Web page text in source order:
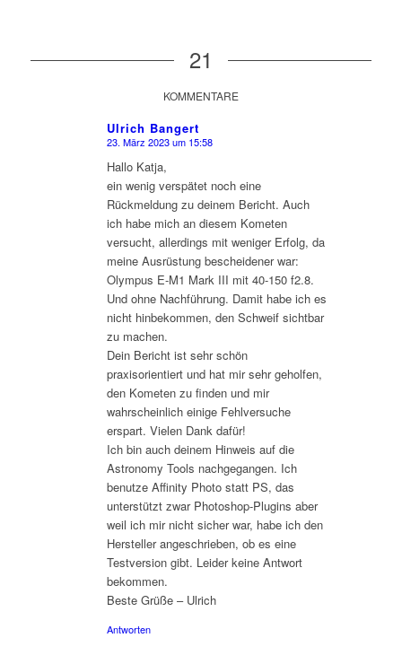
21
KOMMENTARE
Ulrich Bangert
sagte:
23. März 2023 um 15:58
Hallo Katja,
ein wenig verspätet noch eine
Rückmeldung zu deinem Bericht. Auch
ich habe mich an diesem Kometen
versucht, allerdings mit weniger Erfolg, da
meine Ausrüstung bescheidener war:
Olympus E-M1 Mark III mit 40-150 f2.8.
Und ohne Nachführung. Damit habe ich es
nicht hinbekommen, den Schweif sichtbar
zu machen.
Dein Bericht ist sehr schön
praxisorientiert und hat mir sehr geholfen,
den Kometen zu finden und mir
wahrscheinlich einige Fehlversuche
erspart. Vielen Dank dafür!
Ich bin auch deinem Hinweis auf die
Astronomy Tools nachgegangen. Ich
benutze Affinity Photo statt PS, das
unterstützt zwar Photoshop-Plugins aber
weil ich mir nicht sicher war, habe ich den
Hersteller angeschrieben, ob es eine
Testversion gibt. Leider keine Antwort
bekommen.
Beste Grüße – Ulrich
Antworten